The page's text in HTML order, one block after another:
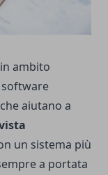
ambito
software
aiutano a
un sistema più
a portata